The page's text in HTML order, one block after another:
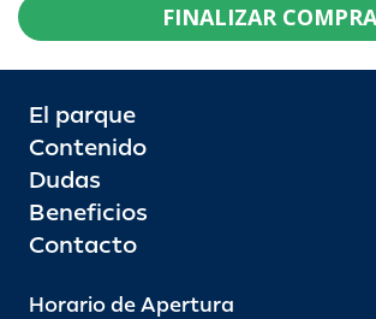
FINALIZAR COMPRA
El parque
Contenido
Dudas
Beneficios
Contacto
Horario de Apertura